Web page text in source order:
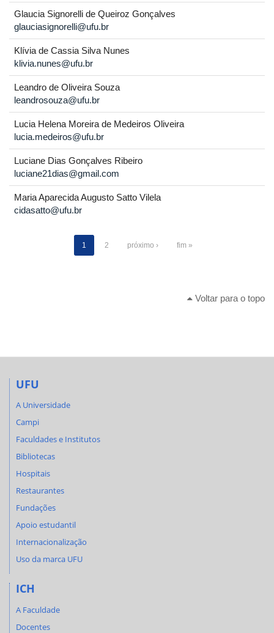
Glaucia Signorelli de Queiroz Gonçalves
glauciasignorelli@ufu.br
Klívia de Cassia Silva Nunes
klivia.nunes@ufu.br
Leandro de Oliveira Souza
leandrosouza@ufu.br
Lucia Helena Moreira de Medeiros Oliveira
lucia.medeiros@ufu.br
Luciane Dias Gonçalves Ribeiro
luciane21dias@gmail.com
Maria Aparecida Augusto Satto Vilela
cidasatto@ufu.br
1 2 próximo › fim »
Voltar para o topo
UFU
A Universidade
Campi
Faculdades e Institutos
Bibliotecas
Hospitais
Restaurantes
Fundações
Apoio estudantil
Internacionalização
Uso da marca UFU
ICH
A Faculdade
Docentes